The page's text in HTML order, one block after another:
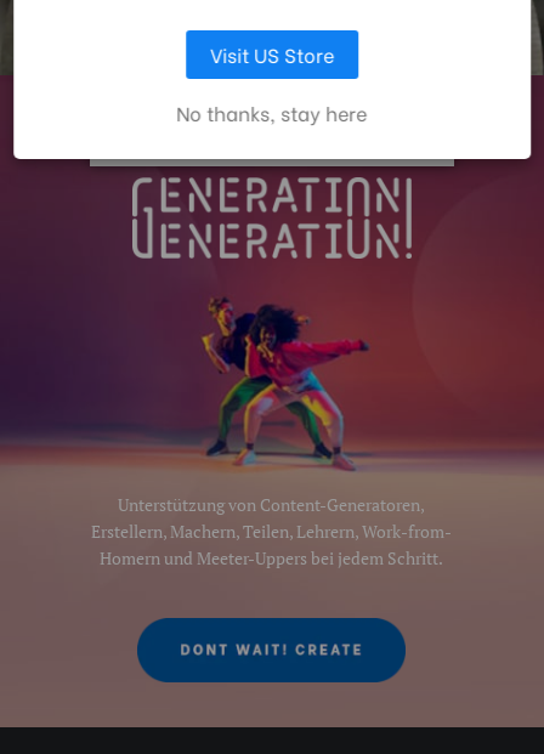
Unterstützung von Content-Generatoren,
Erstellern, Machern, Teilen, Lehrern, Work-from-
Homern und Meeter-Uppers bei jedem Schritt.
AUSWAHL ANPASSEN
ALLE COOKIES AKZEPTIEREN
Visit US Store
No thanks, stay here